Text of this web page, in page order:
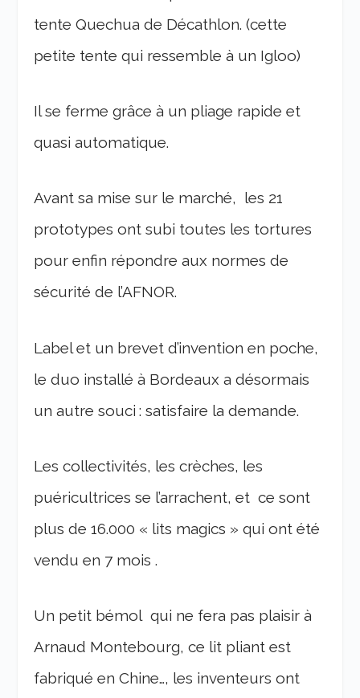
tente Quechua de Décathlon. (cette
petite tente qui ressemble à un Igloo)
Il se ferme grâce à un pliage rapide et
quasi automatique.
Avant sa mise sur le marché, les 21
prototypes ont subi toutes les tortures
pour enfin répondre aux normes de
sécurité de l’AFNOR.
Label et un brevet d’invention en poche,
le duo installé à Bordeaux a désormais
un autre souci : satisfaire la demande.
Les collectivités, les crèches, les
puéricultrices se l’arrachent, et ce sont
plus de 16.000 « lits magics » qui ont été
vendu en 7 mois .
Un petit bémol qui ne fera pas plaisir à
Arnaud Montebourg, ce lit pliant est
fabriqué en Chine…, les inventeurs ont